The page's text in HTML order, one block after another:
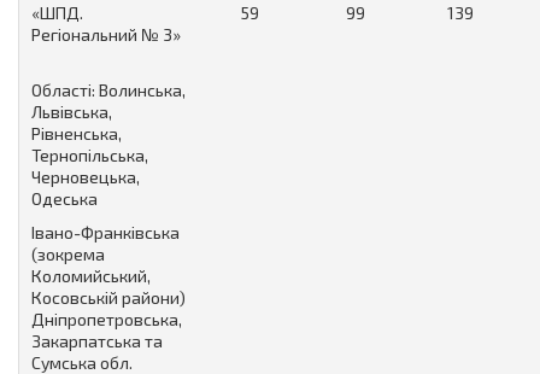
«ШПД.
Регіональний № 3»
Області: Волинська,
Львівська,
Рівненська,
Тернопільська,
Черновецька,
Одеська
Івано-Франківська
(зокрема
Коломийський,
Косовській райони)
Дніпропетровська,
Закарпатська та
Сумська обл.
59 99 139